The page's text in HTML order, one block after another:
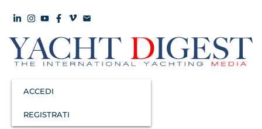
ACCEDI
REGISTRATI